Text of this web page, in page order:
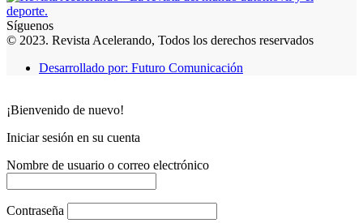
Síguenos
© 2023. Revista Acelerando, Todos los derechos reservados
Desarrollado por: Futuro Comunicación
¡Bienvenido de nuevo!
Iniciar sesión en su cuenta
Nombre de usuario o correo electrónico
Contraseña